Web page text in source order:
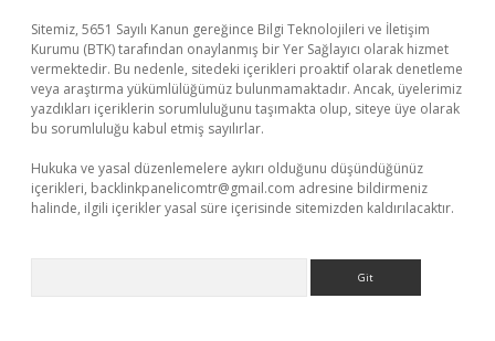
Sitemiz, 5651 Sayılı Kanun gereğince Bilgi Teknolojileri ve İletişim
Kurumu (BTK) tarafından onaylanmış bir Yer Sağlayıcı olarak hizmet
vermektedir. Bu nedenle, sitedeki içerikleri proaktif olarak denetleme
veya araştırma yükümlülüğümüz bulunmamaktadır. Ancak, üyelerimiz
yazdıkları içeriklerin sorumluluğunu taşımakta olup, siteye üye olarak
bu sorumluluğu kabul etmiş sayılırlar.
Hukuka ve yasal düzenlemelere aykırı olduğunu düşündüğünüz
içerikleri, backlinkpanelicomtr@gmail.com adresine bildirmeniz
halinde, ilgili içerikler yasal süre içerisinde sitemizden kaldırılacaktır.